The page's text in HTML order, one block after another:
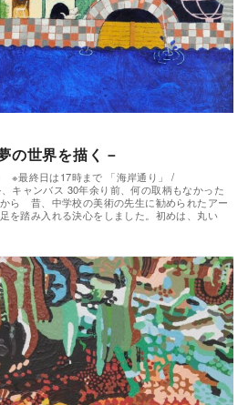
世界を描く－
※最終日は17時まで 「海岸通り」 /
キャンバス 30年余り前、何の取柄もなかった
ら 昔、中学校の美術の先生に勧められたアー
を踏み入れる決心をしました。初めは、丸い